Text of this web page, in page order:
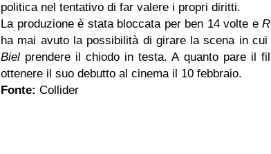
politica nel tentativo di far valere i propri diritti.
La produzione è stata bloccata per ben 14 volte e
ha mai avuto la possibilità di girare la scena in
Biel prendere il chiodo in testa. A quanto pare il
ottenere il suo debutto al cinema il 10 febbraio.
Fonte: Collider